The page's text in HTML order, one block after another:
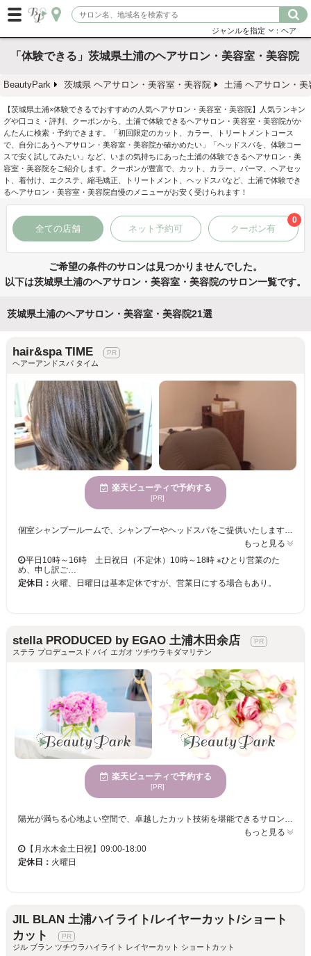
ジャンルを指定 ：ヘア
「体験できる」茨城県土浦のヘアサロン・美容室・美容院
BeautyPark 茨城県 ヘアサロン・美容室・美容院 土浦 ヘアサロン・美
【茨城県土浦×体験できるでおすすめの人気ヘアサロン・美容室・美容院】人気ランキン
グや口コミ・評判、クーポンから、土浦で体験できるヘアサロン・美容室・美容院がか
んたんに検索・予約できます。「初回限定のカット、カラー、トリートメントコース
で、自分にあうヘアサロン・美容室・美容院か確かめたい」「ヘッドスパを、体験コー
スで安く試してみたい」など、いまの気持ちにあった土浦の体験できるヘアサロン・美
容室・美容院をご紹介します。クーポンが豊富で、カット、カラー、パーマ、ヘアセッ
ト、着付け、エクステ、縮毛矯正、トリートメント、ヘッドスパなど、土浦で体験でき
るヘアサロン・美容室・美容院自慢のメニューがお安く受けられます！
全ての店舗 ネット予約可 クーポン有
0
ご希望の条件のサロンは見つかりませんでした。
以下は茨城県土浦のヘアサロン・美容室・美容院のサロン一覧です。
茨城県土浦のヘアサロン・美容室・美容院21選
hair&spa TIME
ヘアーアンドスパ タイム
楽天ビューティで予約する
[PR]
個室シャンプールームで、シャンプーやヘッドスパをご提供いたします☆ フルフラットですので、お首に負担をかけずにお寛ぎいただけます。 思わず寝落ちしてました…頭痛が楽になったとお声もいただいております…☆ 毎日のセット方法からスキンケアまで、美容の情報をお伝えします。 きっと満足していただけますので、お気軽にご来店くださいませ。 お客様のご来店お待ちしております。
もっと見る
平日10時～16時 土日祝日（不定休）10時～18時 ※ひとり営業のた
め、申し訳ご…
定休日： 火曜、日曜日は基本定休ですが、営業日にする場合もあり。
stella PRODUCED by EGAO 土浦木田余店
ステラ プロデュースド バイ エガオ ツチウラキダマリテン
楽天ビューティで予約する
[PR]
陽光が満ちる心地よい空間で、卓越したカット技術を堪能できるサロン。多くの女性に愛され続ける場所☆駐車場完備で、便利でスマートな支払い方法も充実。洗練されたひとときをお届けします！ stella PRODUCED by EGAO 土浦木田余店は、50代以上の女性のために設計された特別なヘアサロンです。今話題のEGAOがプロデュースするこのサロンは、グレイヘアを活かしたり隠したりする施術が得意で、年齢特有の髪のお悩みを理解し、一人一人のニーズに合った解決策を提供します。広々とした明るい店内は、心地よさを追求し、訪れる度に心が休まる空間です。「ここに来て良かった」と思えるような、新しい自分に出会えるチャンスをお届けします。駐車場完備で、クレジットカードや電子マネーでの決済も可能なので、安心してご利用いただけます。年齢を重ねた女性でも、いつまでも美しくありたいという願いを叶える場所です。
もっと見る
【月水木金土日祝】09:00-18:00
定休日： 火曜日
JIL BLAN 土浦ハイライト/レイヤーカット/ショート
カット
ジル ブラン ツチウラハイライト レイヤーカット ショートカット